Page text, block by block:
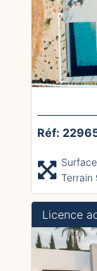
Réf:
Terrain
Licence